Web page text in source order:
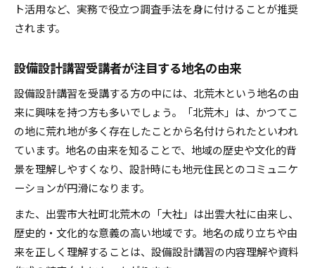
ト活用など、実務で役立つ調査手法を身に付けることが推奨
されます。
設備設計講習受講者が注目する地名の由来
設備設計講習を受講する方の中には、北荒木という地名の由
来に興味を持つ方も多いでしょう。「北荒木」は、かつてこ
の地に荒れ地が多く存在したことから名付けられたといわれ
ています。地名の由来を知ることで、地域の歴史や文化的背
景を理解しやすくなり、設計時にも地元住民とのコミュニケ
ーションが円滑になります。
また、出雲市大社町北荒木の「大社」は出雲大社に由来し、
歴史的・文化的な意義の高い地域です。地名の成り立ちや由
来を正しく理解することは、設備設計講習の内容理解や資料